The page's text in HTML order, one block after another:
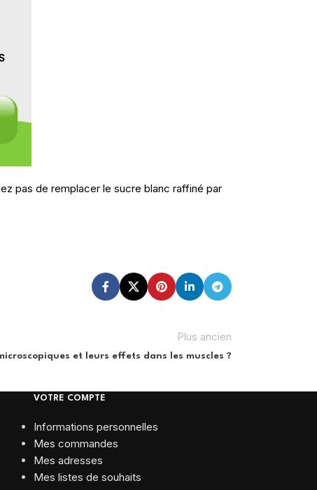
pas de remplacer le sucre blanc raffiné par
Plus ancien
et leurs effets dans les muscles ?
VOTRE COMPTE
Informations personnelles
Mes commandes
Mes adresses
Mes listes de souhaits